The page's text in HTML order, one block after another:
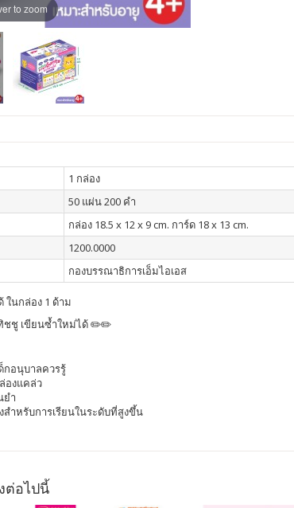
to zoom
1 กล่อง
50 แผ่น 200 คำ
กล่อง 18.5 x 12 x 9 cm. การ์ด 18 x 13 cm.
1200.0000
กองบรรณาธิการเอ็มไอเอส
ในกล่อง 1 ด้าม
ชชู เขียนซ้ำใหม่ได้ ✏️✏️
กอนุบาลควรรู้
องแคล่ว
ำ
ำหรับการเรียนในระดับที่สูงขึ้น
ต่อไปนี้